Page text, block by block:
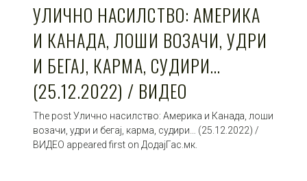
УЛИЧНО НАСИЛСТВО: АМЕРИКА
И КАНАДА, ЛОШИ ВОЗАЧИ, УДРИ
И БЕГАЈ, КАРМА, СУДИРИ…
(25.12.2022) / ВИДЕО
The post Улично насилство: Америка и Канада, лоши
возачи, удри и бегај, карма, судири… (25.12.2022) /
ВИДЕО appeared first on ДодајГас.мк.